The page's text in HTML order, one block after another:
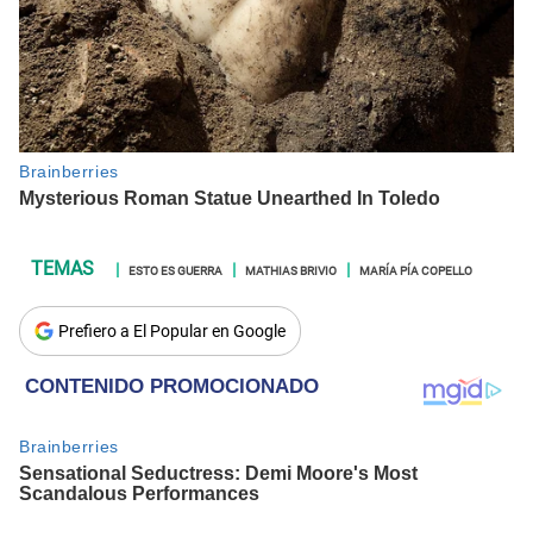
ESTO ES GUERRA MATHIAS BRIVIO MARÍA PÍA COPELLO
Prefiero a El Popular en Google